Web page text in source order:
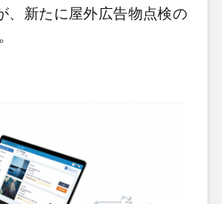
、新たに屋外広告物点検の